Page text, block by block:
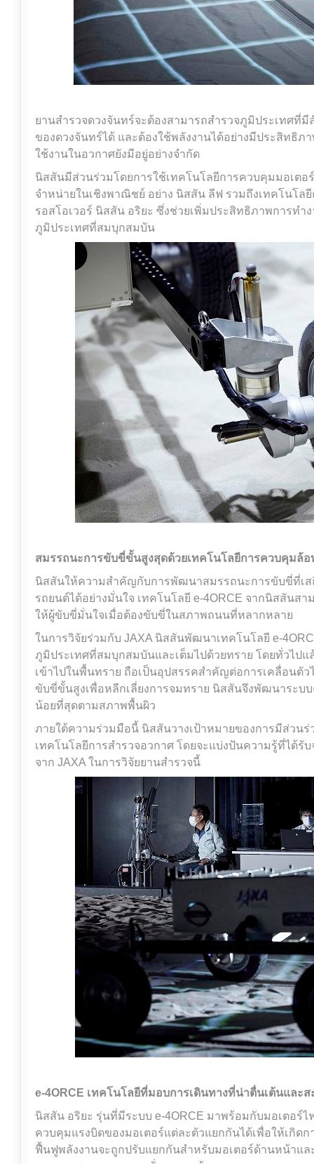
ยานสำรวจดวงจันทร์จะต้องสามารถสำรวจภูมิประเทศ
ของดวงจันทร์ได้ และต้องใช้พลังงานได้อย่างมีประสิทธิ
ใช้งานในอวกาศยังมีอยู่อย่างจำกัด
นิสสันมีส่วนร่วมโดยการใช้เทคโนโลยีการควบคุมมอเต
จำหน่ายในเชิงพาณิชย์ อย่าง นิสสัน ลีฟ รวมถึงเทคโนโล
รอสโอเวอร์ นิสสัน อริยะ ซึ่งช่วยเพิ่มประสิทธิภาพการท
ภูมิประเทศที่สมบุกสมบัน
สมรรถนะการขับขี่ขั้นสูงสุดด้วยเทคโนโลยีการควบคุมล้
นิสสันให้ความสำคัญกับการพัฒนาสมรรถนะการขับขี่ที่เ
รถยนต์ได้อย่างมั่นใจ เทคโนโลยี e-4ORCE จากนิสสันส
ให้ผู้ขับขี่มั่นใจเมื่อต้องขับขี่ในสภาพถนนที่หลากหลาย
ในการวิจัยร่วมกับ JAXA นิสสันพัฒนาเทคโนโลยี e-
ภูมิประเทศที่สมบุกสมบันและเต็มไปด้วยทราย โดยทั่วไป
เข้าไปในพื้นทราย ถือเป็นอุปสรรคสำคัญต่อการเคลื่อนตั
ขับขี่ขั้นสูงเพื่อหลีกเลี่ยงการจมทราย นิสสันจึงพัฒนาระ
น้อยที่สุดตามสภาพพื้นผิว
ภายใต้ความร่วมมือนี้ นิสสันวางเป้าหมายของการมีส่วน
เทคโนโลยีการสำรวจอวกาศ โดยจะแบ่งปันความรู้ที่ได้
จาก JAXA ในการวิจัยยานสำรวจนี้
e-4ORCE เทคโนโลยีที่มอบการเดินทางที่น่าตื่นเต้นและส
นิสสัน อริยะ รุ่นที่มีระบบ e-4ORCE มาพร้อมกับมอเตอร์
ควบคุมแรงบิดของมอเตอร์แต่ละตัวแยกกันได้เพื่อให้เกิดก
ฟื้นฟูพลังงานจะถูกปรับแยกกันสำหรับมอเตอร์ด้านหน้าแล